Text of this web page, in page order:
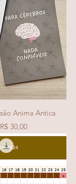
Anima Antica
Preço promocional
R$ 30,00